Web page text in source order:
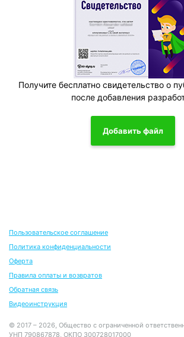
Получите бесплатно свидетельство о
после добавления
Добавить файл
Пользовательское соглашение
Политика конфиденциальности
Оферта
Правила оплаты и возвратов
Обратная связь
Видеоинструкция
© 2017 – 2026, Общество с ограниченной
УНП 790867878, ОКПО 300728017000